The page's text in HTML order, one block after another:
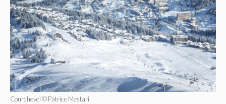
Courchevel © Patrice Mestari